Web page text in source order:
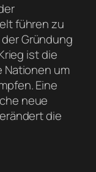
führen zu
Gründung
ist die
Nationen um
Eine
neue
die